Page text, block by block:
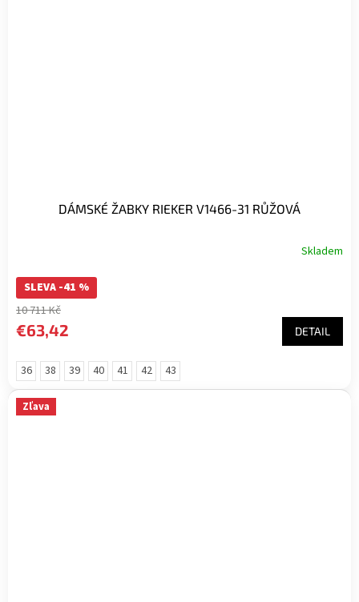
DÁMSKÉ ŽABKY RIEKER V1466-31 RŮŽOVÁ
Skladem
SLEVA -41 %
10 711 Kč
€63,42 DETAIL
36 38 39 40 41 42 43
Zľava